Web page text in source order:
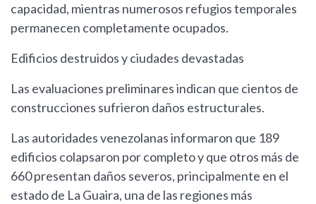
capacidad, mientras numerosos refugios temporales
permanecen completamente ocupados.
Edificios destruidos y ciudades devastadas
Las evaluaciones preliminares indican que cientos de
construcciones sufrieron daños estructurales.
Las autoridades venezolanas informaron que 189
edificios colapsaron por completo y que otros más de
660 presentan daños severos, principalmente en el
estado de La Guaira, una de las regiones más